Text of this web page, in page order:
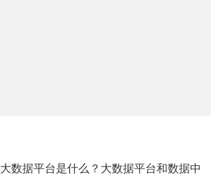
大数据平台是什么？大数据平台和数据中